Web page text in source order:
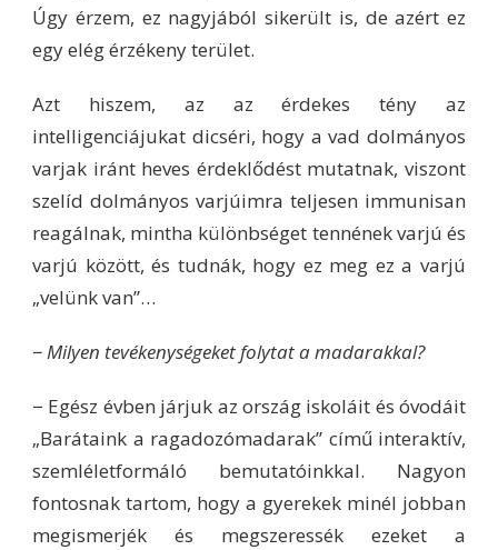
Úgy érzem, ez nagyjából sikerült is, de azért ez
egy elég érzékeny terület.
Azt hiszem, az az érdekes tény az
intelligenciájukat dicséri, hogy a vad dolmányos
varjak iránt heves érdeklődést mutatnak, viszont
szelíd dolmányos varjúimra teljesen immunisan
reagálnak, mintha különbséget tennének varjú és
varjú között, és tudnák, hogy ez meg ez a varjú
„velünk van”…
− Milyen tevékenységeket folytat a madarakkal?
− Egész évben járjuk az ország iskoláit és óvodáit
„Barátaink a ragadozómadarak” című interaktív,
szemléletformáló bemutatóinkkal. Nagyon
fontosnak tartom, hogy a gyerekek minél jobban
megismerjék és megszeressék ezeket a